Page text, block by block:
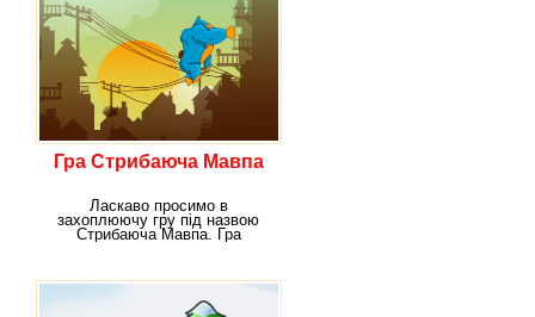
Гра Стрибаюча Мавпа
Ласкаво просимо в
захоплюючу гру під назвою
Стрибаюча Мавпа. Гра